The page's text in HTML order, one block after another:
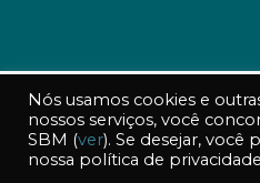
© 2026 SBM -
Nós usamos cookies e
nossos serviços, você
SBM (ver). Se desejar,
nossa política de privacidade